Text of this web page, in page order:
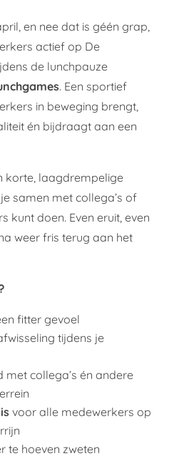
en nee dat is géén grap,
actief op De
de lunchpauze
. Een sportief
in beweging brengt,
én bijdraagt aan een
korte, laagdrempelige
samen met collega’s of
kunt doen. Even eruit, even
weer fris terug aan het
fitter gevoel
tijdens je
collega’s én andere
voor alle medewerkers op
te hoeven zweten